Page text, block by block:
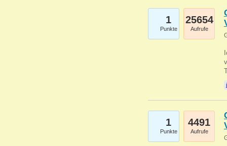
1
Punkte
25654
Aufrufe
1
Punkte
4491
Aufrufe